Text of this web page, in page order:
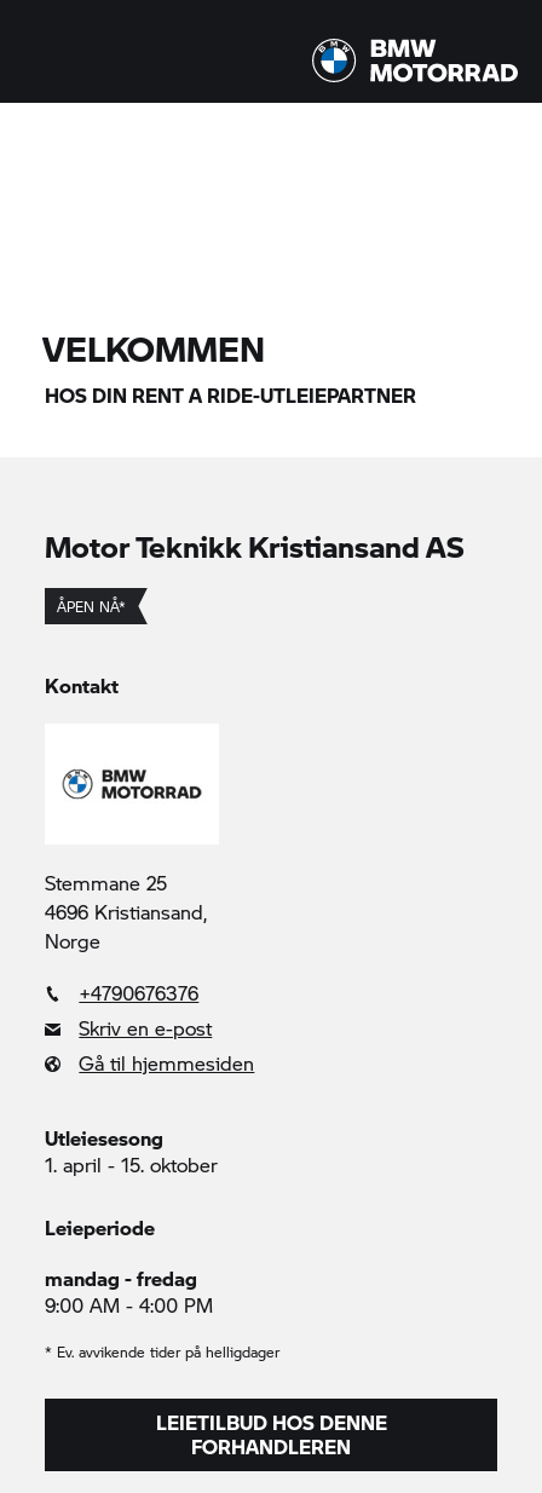
VELKOMMEN
HOS DIN RENT A RIDE-UTLEIEPARTNER
Motor Teknikk Kristiansand AS
ÅPEN NÅ*
Kontakt
Stemmane 25
4696 Kristiansand,
Norge
+4790676376
Skriv en e-post
Gå til hjemmesiden
Utleiesesong
1. april - 15. oktober
Leieperiode
mandag - fredag
9:00 AM - 4:00 PM
* Ev. avvikende tider på helligdager
LEIETILBUD HOS DENNE
FORHANDLEREN